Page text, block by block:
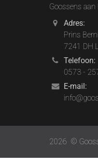
Goossens aan
Adres:
Prins
7241 DH
Telefoon:
0573 -
E-mail:
2026 ©